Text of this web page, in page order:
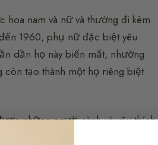
nam và nữ và thường đi kèm
1960, phụ nữ đặc biệt yêu
dần họ này biến mất, nhường
tạo thành một họ riêng biệt
những người sành và yêu thích
điều chế-thợ găng tay.